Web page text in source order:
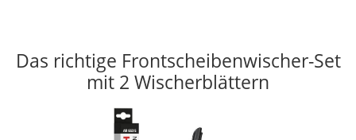
Das richtige Frontscheibenwischer-Set
mit 2 Wischerblättern